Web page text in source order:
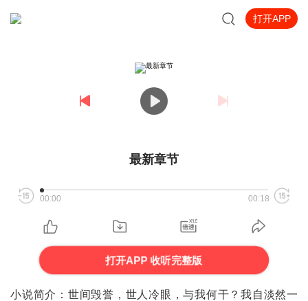
打开APP
最新章节
00:00 00:18
打开APP 收听完整版
小说简介：世间毁誉，世人冷眼，与我何干？我自淡然一